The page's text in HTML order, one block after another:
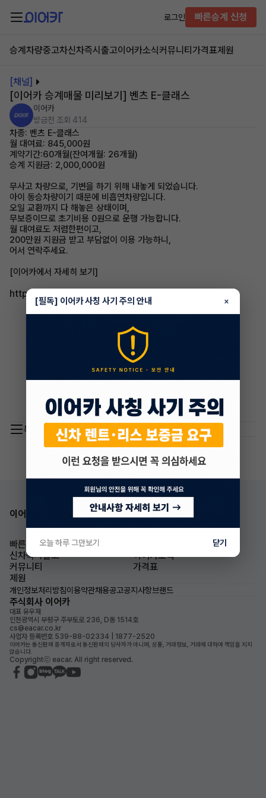
로그인 빠른승계 신청
승계차량중고차신차즉시출고이어카소식커뮤니티 가격표제원
[채널]
[이어카 승계매물 미리보기] 벤츠 E-클래스
이어카
방금전 조회 414
차종: 벤츠 E-클래스
월 대여료: 845,000원
계약기간:60개월(잔여개월: 26개월)
승계 지원금: 2,000,000원
무사고 차량으로, 기변을 하기 위해 내놓게 되었습니다.
아이 동승차량이기 때문에 비흡연차량입니다.
오일 교환까지 다 해놓은 상태이며,
무보증이므로 초기비용 0원으로 운행 가능합니다.
월 대여료도 저렴한편이고,
200만원 지원금 받고 부담없이 이용 가능하니,
어서 연락주세요.
[이어카에서 자세히 보기]
http://go.eacar.co.kr/604af69170072
목록 이동
이어카 앱 다운로드
빠른승계
신차즉시출고
이어카소식
커뮤니티
가격표
제원
개인정보처리방침이용약관채용공고공지사항브랜드
주식회사 이어카
대표 유우재
인천광역시 부평구 주부토로 236, D동 1514호
cs@eacar.co.kr
사업자 등록번호 539-88-02334 | 1877-2520
이어카는 통신판매 중개자로서 통신판매의 당사자가 아니며, 상품, 거래정보, 거래에 대하여 책임을 지지
않습니다.
Copyrightⓒ eacar. All right reserved.
[필독] 이어카 사칭 사기 주의 안내 ×
오늘 하루 그만보기 닫기